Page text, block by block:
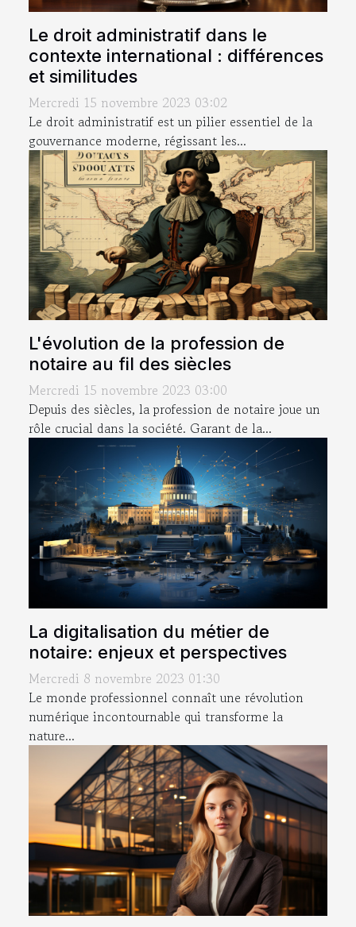
Le droit administratif dans le
contexte international : différences
et similitudes
Mercredi 15 novembre 2023 03:02
Le droit administratif est un pilier essentiel de la
gouvernance moderne, régissant les...
L'évolution de la profession de
notaire au fil des siècles
Mercredi 15 novembre 2023 03:00
Depuis des siècles, la profession de notaire joue un
rôle crucial dans la société. Garant de la...
La digitalisation du métier de
notaire: enjeux et perspectives
Mercredi 8 novembre 2023 01:30
Le monde professionnel connaît une révolution
numérique incontournable qui transforme la
nature...